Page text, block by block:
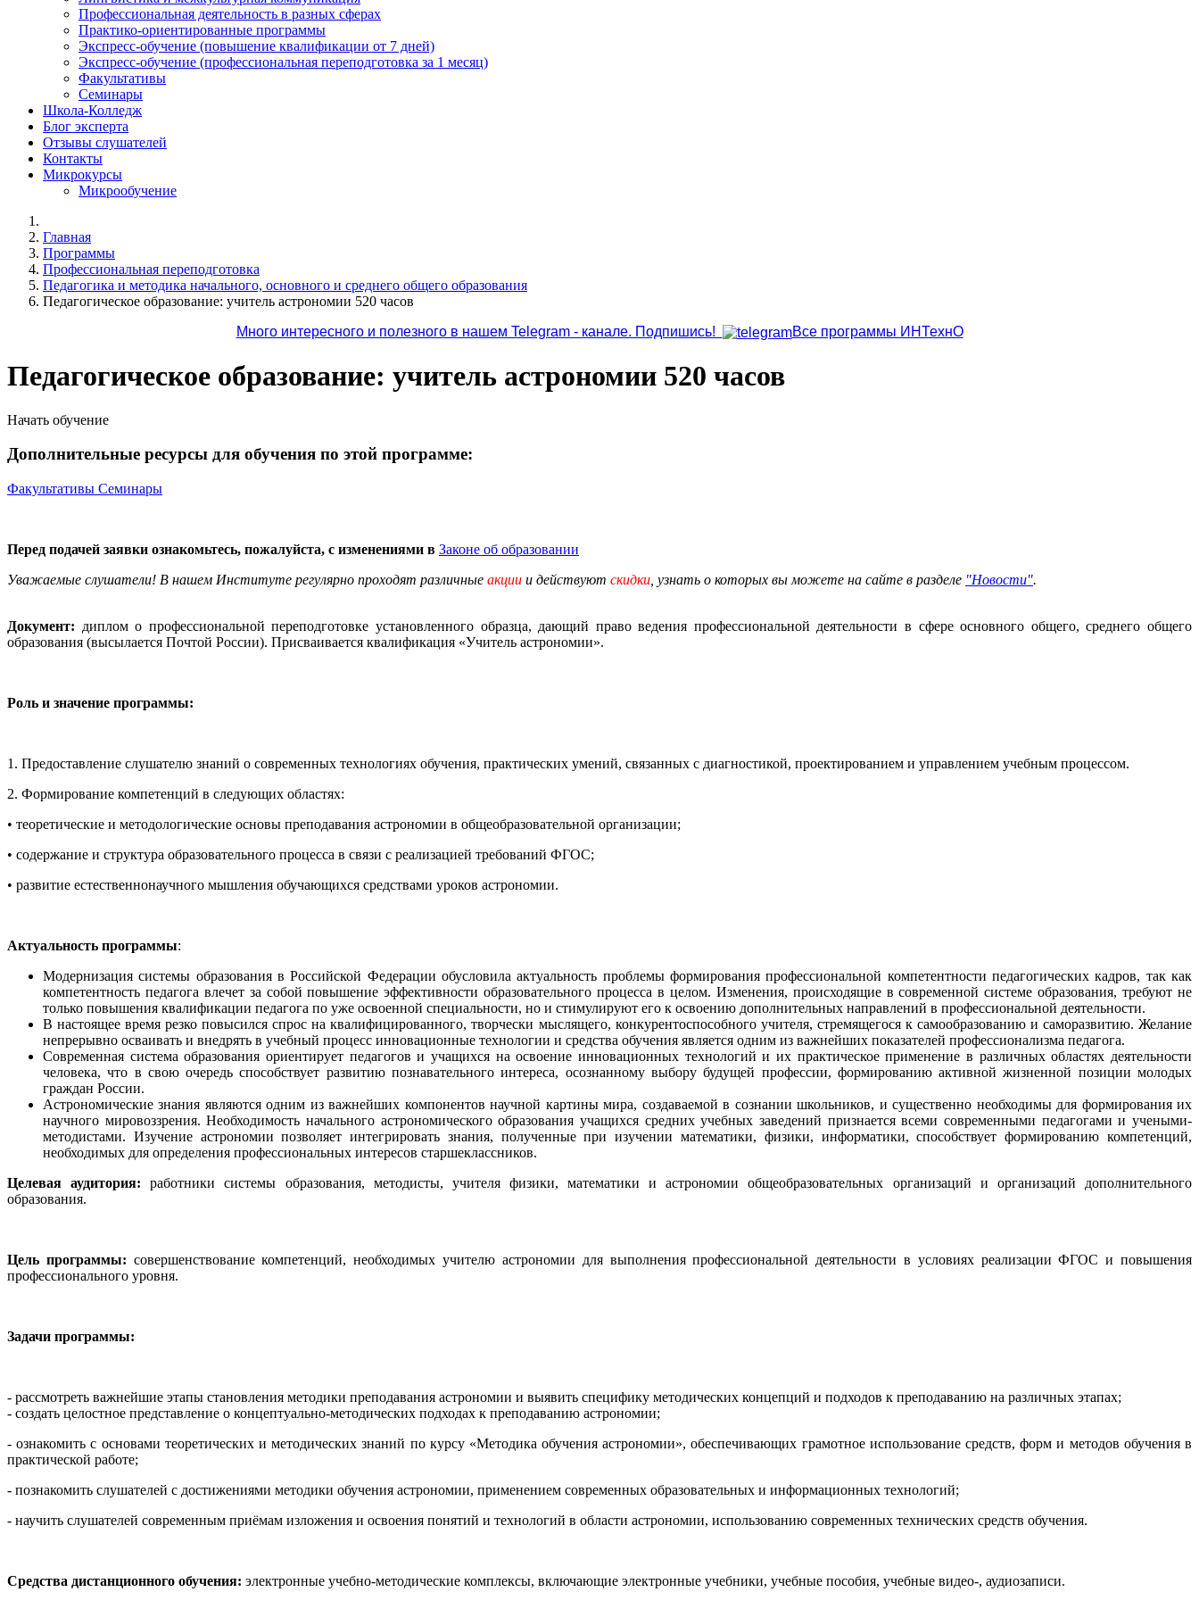
Профессиональная деятельность в разных сферах
Практико-ориентированные программы
Экспресс-обучение (повышение квалификации от 7 дней)
Экспресс-обучение (профессиональная переподготовка за 1 месяц)
Факультативы
Семинары
Школа-Колледж
Блог эксперта
Отзывы слушателей
Контакты
Микрокурсы
Микрообучение
Главная
Программы
Профессиональная переподготовка
Педагогика и методика начального, основного и среднего общего образования
Педагогическое образование: учитель астрономии 520 часов
Много интересного и полезного в нашем Telegram - канале. Подпишись!
Все программы ИНТехнО
Педагогическое образование: учитель астрономии 520 часов
Начать обучение
Дополнительные ресурсы для обучения по этой программе:
Факультативы Семинары
Перед подачей заявки ознакомьтесь, пожалуйста, с изменениями в Законе об образовании
Уважаемые слушатели! В нашем Институте регулярно проходят различные акции и действуют скидки , узнать о которых вы можете на сайте в разделе "Новости".
Документ: диплом о профессиональной переподготовке установленного образца, дающий право ведения профессиональной деятельности в сфере основного общего, среднего общего
образования (высылается Почтой России). Присваивается квалификация «Учитель астрономии».
Роль и значение программы:
1. Предоставление слушателю знаний о современных технологиях обучения, практических умений, связанных с диагностикой, проектированием и управлением учебным процессом.
2. Формирование компетенций в следующих областях:
• теоретические и методологические основы преподавания астрономии в общеобразовательной организации;
• содержание и структура образовательного процесса в связи с реализацией требований ФГОС;
• развитие естественнонаучного мышления обучающихся средствами уроков астрономии.
Актуальность программы:
Модернизация системы образования в Российской Федерации обусловила актуальность проблемы формирования профессиональной компетентности педагогических кадров, так как
компетентность педагога влечет за собой повышение эффективности образовательного процесса в целом. Изменения, происходящие в современной системе образования, требуют не
только повышения квалификации педагога по уже освоенной специальности, но и стимулируют его к освоению дополнительных направлений в профессиональной деятельности.
В настоящее время резко повысился спрос на квалифицированного, творчески мыслящего, конкурентоспособного учителя, стремящегося к самообразованию и саморазвитию. Желание
непрерывно осваивать и внедрять в учебный процесс инновационные технологии и средства обучения является одним из важнейших показателей профессионализма педагога.
Современная система образования ориентирует педагогов и учащихся на освоение инновационных технологий и их практическое применение в различных областях деятельности
человека, что в свою очередь способствует развитию познавательного интереса, осознанному выбору будущей профессии, формированию активной жизненной позиции молодых
граждан России.
Астрономические знания являются одним из важнейших компонентов научной картины мира, создаваемой в сознании школьников, и существенно необходимы для формирования их
научного мировоззрения. Необходимость начального астрономического образования учащихся средних учебных заведений признается всеми современными педагогами и учеными-
методистами. Изучение астрономии позволяет интегрировать знания, полученные при изучении математики, физики, информатики, способствует формированию компетенций,
необходимых для определения профессиональных интересов старшеклассников.
Целевая аудитория:работники системы образования, методисты, учителя физики, математики и астрономии общеобразовательных организаций и организаций дополнительного
образования.
Цель программы: совершенствование компетенций, необходимых учителю астрономии для выполнения профессиональной деятельности в условиях реализации ФГОС и повышения
профессионального уровня.
Задачи программы:
- рассмотреть важнейшие этапы становления методики преподавания астрономии и выявить специфику методических концепций и подходов к преподаванию на различных этапах;
- создать целостное представление о концептуально-методических подходах к преподаванию астрономии;
- ознакомить с основами теоретических и методических знаний по курсу «Методика обучения астрономии», обеспечивающих грамотное использование средств, форм и методов обучения в
практической работе;
- познакомить слушателей с достижениями методики обучения астрономии, применением современных образовательных и информационных технологий;
- научить слушателей современным приёмам изложения и освоения понятий и технологий в области астрономии, использованию современных технических средств обучения.
Средства дистанционного обучения: электронные учебно-методические комплексы, включающие электронные учебники, учебные пособия, учебные видео-, аудиозаписи.